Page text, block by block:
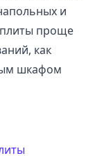
и
проще
как
шкафом